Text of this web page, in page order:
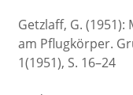
Getzlaff, G.
am Pflugkörper.
1(1951), S. 16–24